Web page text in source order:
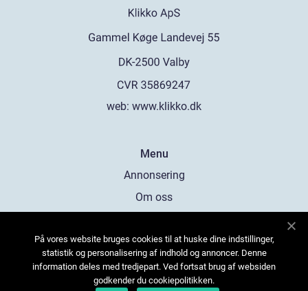
web: www.klikko.dk
Menu
Annonsering
Om oss
Kontakta oss
Sitemap
På vores website bruges cookies til at huske dine indstillinger,
statistik og personalisering af indhold og annoncer. Denne
information deles med tredjepart. Ved fortsat brug af websiden
godkender du cookiepolitikken.